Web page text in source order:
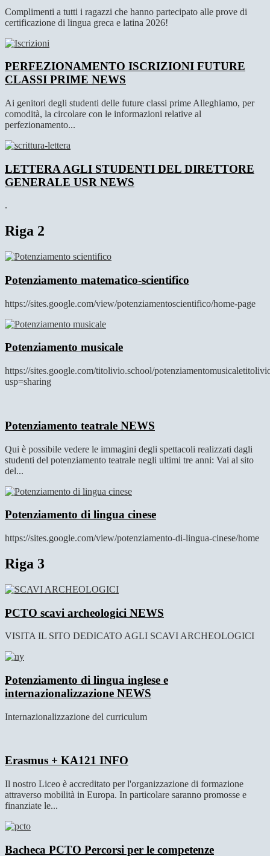
Complimenti a tutti i ragazzi che hanno partecipato alle prove di
certificazione di lingua greca e latina 2026!
PERFEZIONAMENTO ISCRIZIONI FUTURE
CLASSI PRIME NEWS
Ai genitori degli studenti delle future classi prime Alleghiamo, per
comodità, la circolare con le informazioni relative al
perfezionamento...
LETTERA AGLI STUDENTI DEL DIRETTORE
GENERALE USR NEWS
.
Riga 2
Potenziamento matematico-scientifico
https://sites.google.com/view/potenziamentoscientifico/home-page
Potenziamento musicale
https://sites.google.com/titolivio.school/
usp=sharing
Potenziamento teatrale NEWS
Qui è possibile vedere le immagini degli spettacoli realizzati dagli
studenti del potenziamento teatrale negli ultimi tre anni: Vai al sito
del...
Potenziamento di lingua cinese
https://sites.google.com/view/potenziamento-di-lingua-cinese/home
Riga 3
PCTO scavi archeologici NEWS
VISITA IL SITO DEDICATO AGLI SCAVI ARCHEOLOGICI
Potenziamento di lingua inglese e
internazionalizzazione NEWS
Internazionalizzazione del curriculum
Erasmus + KA121 INFO
Il nostro Liceo è accreditato per l'organizzazione di formazione
attraverso mobilità in Europa. In particolare saranno promosse e
finanziate le...
Bacheca PCTO Percorsi per le competenze